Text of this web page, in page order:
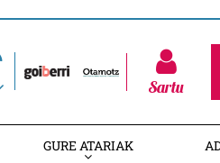
Sartu
GURE ATARIAK